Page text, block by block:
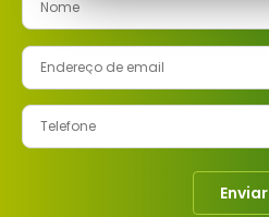
Enviar
6º
telha
7º
cimento
8º
tinta
9º
vaso sanitário